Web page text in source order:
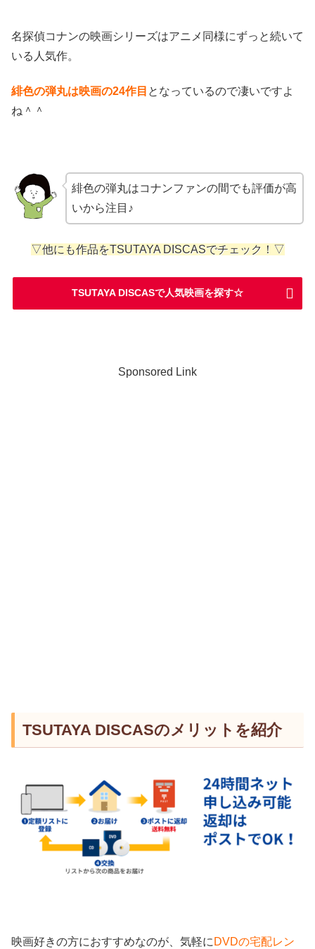
名探偵コナンの映画シリーズはアニメ同様にずっと続いて
いる人気作。
緋色の弾丸は映画の24作目 となっているので凄いですよ
ね＾＾
緋色の弾丸はコナンファンの間でも評価が高
いから注目♪
▽他にも作品をTSUTAYA DISCASでチェック！▽
TSUTAYA DISCASで人気映画を探す☆
Sponsored Link
TSUTAYA DISCASのメリットを紹介
映画好きの方におすすめなのが、気軽に DVDの宅配レン